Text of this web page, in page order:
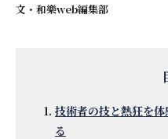
文・ 和樂web編集部
技術者の技と熱狂を
る